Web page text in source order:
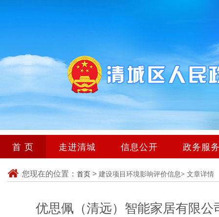
首 页 走进清城 信息公开 政务服
您现在的位置： 首页 > 建设项目环境影响评价信息> 文章详情
优思佩（清远）智能家居有限